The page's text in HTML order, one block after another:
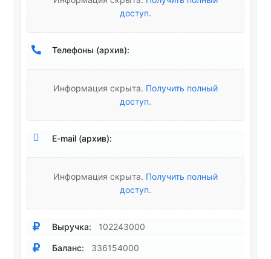
доступ.
Телефоны (архив):
Информация скрыта. Получить полный
доступ.
E-mail (архив):
Информация скрыта. Получить полный
доступ.
Выручка: 102243000
Баланс: 336154000